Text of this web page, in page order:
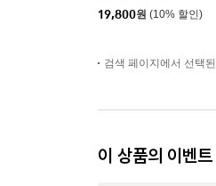
19,800원 (10% 할인)
검색 페이지에서 선택
이 상품의 이벤트